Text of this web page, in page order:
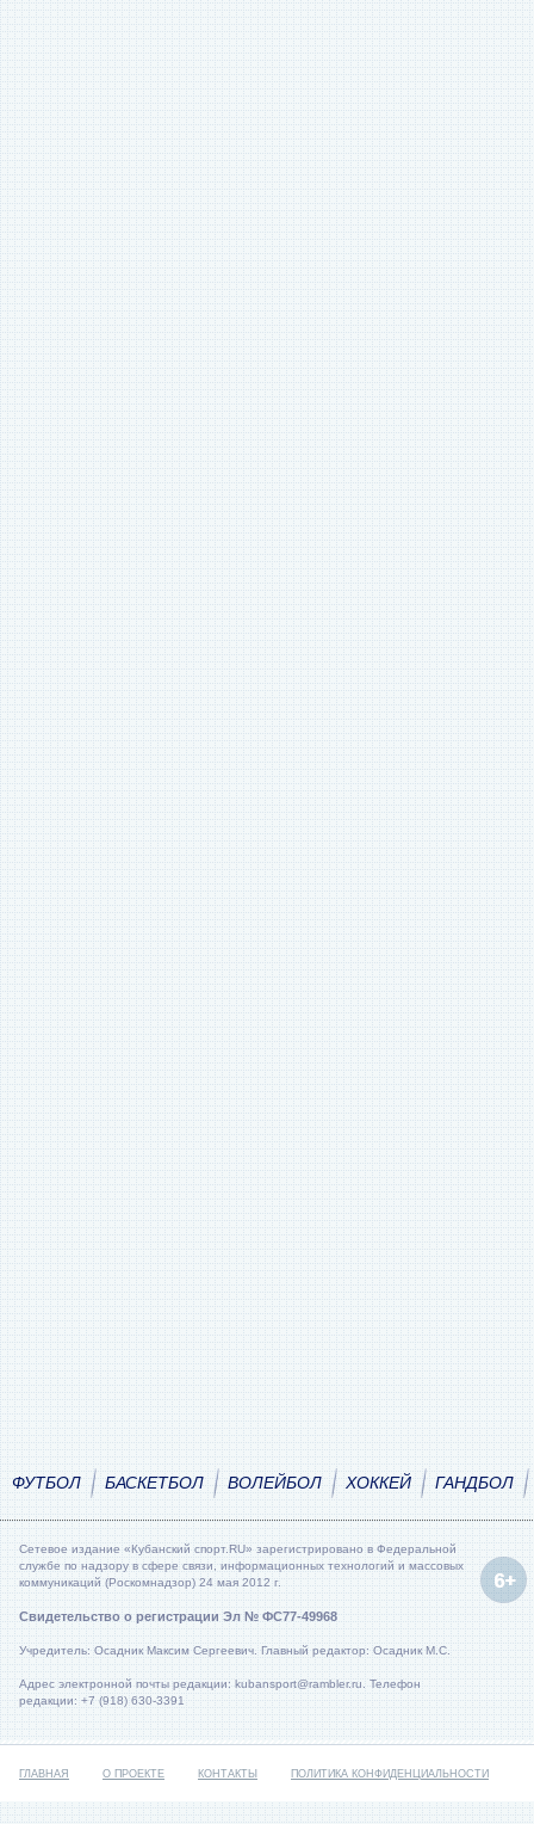
ФУТБОЛ БАСКЕТБОЛ ВОЛЕЙБОЛ ХОККЕЙ ГАНДБОЛ
Сетевое издание «Кубанский спорт.RU» зарегистрировано в Федеральной
службе по надзору в сфере связи, информационных технологий и массовых
коммуникаций (Роскомнадзор) 24 мая 2012 г.
Свидетельство о регистрации Эл № ФС77-49968
Учредитель: Осадник Максим Сергеевич. Главный редактор: Осадник М.С.
Адрес электронной почты редакции: kubansport@rambler.ru. Телефон
редакции: +7 (918) 630-3391
ГЛАВНАЯ О ПРОЕКТЕ КОНТАКТЫ ПОЛИТИКА КОНФИДЕНЦИАЛЬНОСТИ